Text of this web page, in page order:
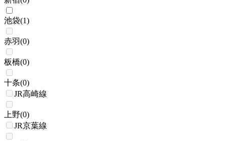
池袋(1)
赤羽(0)
板橋(0)
十条(0)
JR高崎線
上野(0)
JR京葉線